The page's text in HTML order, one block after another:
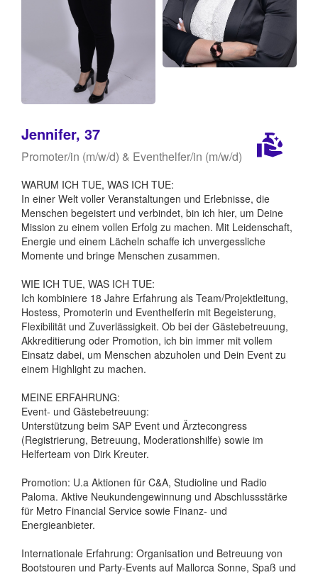
Jennifer, 37
Promoter/in (m/w/d) & Eventhelfer/in (m/w/d)
WARUM ICH TUE, WAS ICH TUE:
In einer Welt voller Veranstaltungen und Erlebnisse, die
Menschen begeistert und verbindet, bin ich hier, um Deine
Mission zu einem vollen Erfolg zu machen. Mit Leidenschaft,
Energie und einem Lächeln schaffe ich unvergessliche
Momente und bringe Menschen zusammen.
WIE ICH TUE, WAS ICH TUE:
Ich kombiniere 18 Jahre Erfahrung als Team/Projektleitung,
Hostess, Promoterin und Eventhelferin mit Begeisterung,
Flexibilität und Zuverlässigkeit. Ob bei der Gästebetreuung,
Akkreditierung oder Promotion, ich bin immer mit vollem
Einsatz dabei, um Menschen abzuholen und Dein Event zu
einem Highlight zu machen.
MEINE ERFAHRUNG:
Event- und Gästebetreuung:
Unterstützung beim SAP Event und Ärztecongress
(Registrierung, Betreuung, Moderationshilfe) sowie im
Helferteam von Dirk Kreuter.
Promotion: U.a Aktionen für C&A, Studioline und Radio
Paloma. Aktive Neukundengewinnung und Abschlussstärke
für Metro Financial Service sowie Finanz- und
Energieanbieter.
Internationale Erfahrung: Organisation und Betreuung von
Bootstouren und Party-Events auf Mallorca Sonne, Spaß und